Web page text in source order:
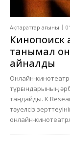
Ақпараттар ағыны
Кинопоиск
танымал
айналды
Онлайн-
тұрғындарының
таңдайды. K
тәуелсіз
онлайн-